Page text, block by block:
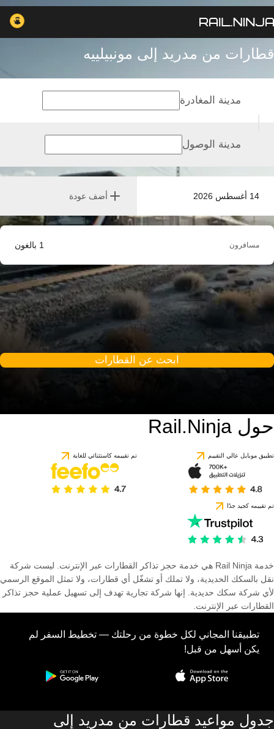
قطارات من مدريد إلى مونبيلييه
14 أغسطس 2026 أضف عودة
مدينة المغادرة
مدينة الوصول
مسافرون 1 بالغون
ابحث عن القطارات
حول Rail.Ninja
تطبيق موبايل عالي التقييم تم تقييمه كاستثنائي للغاية
تم تقييمه كجيد جدًا
خدمة Rail Ninja هي خدمة حجز تذاكر القطارات عبر الإنترنت. ليست شركة
نقل بالسكك الحديدية، ولا تملك أو تشغّل أي قطارات، ولا تمثل الموقع الرسمي
لأي شركة سكك حديدية. إنها شركة تجارية تهدف إلى تسهيل عملية حجز تذاكر
القطارات عبر الإنترنت.
تطبيقنا المجاني لكل خطوة من رحلتك — تخطيط السفر لم
يكن أسهل من قبل!
جدول مواعيد قطارات من مدريد إلى